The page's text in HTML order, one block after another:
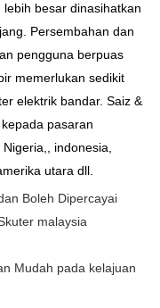
besar dinasihatkan
Persembahan dan
pengguna berpuas
memerlukan sedikit
elektrik bandar. Saiz &
pasaran
indonesia,
utara dll.
Boleh Dipercayai
malaysia
Mudah pada kelajuan